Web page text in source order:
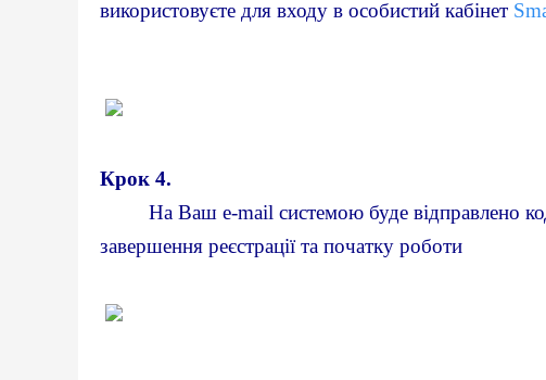
використовуєте для входу в особистий кабінет
Крок 4.
На Ваш e-mail системою буде відправлено
завершення реєстрації та початку роботи